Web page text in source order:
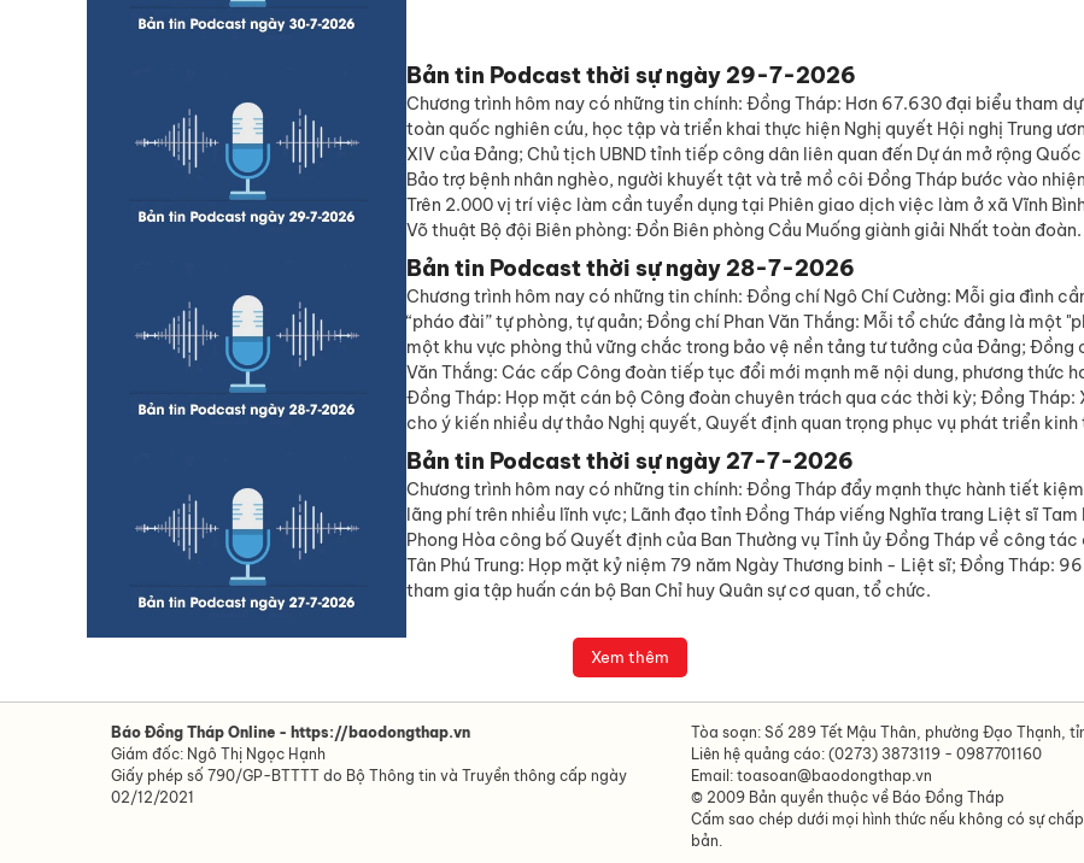
Bản tin Podcast thời sự ngày 29-7-2026
Chương trình hôm nay có những tin chính: Đồng Tháp: Hơn 67.630 đại biểu tham
toàn quốc nghiên cứu, học tập và triển khai thực hiện Nghị quyết Hội nghị Trung
XIV của Đảng; Chủ tịch UBND tỉnh tiếp công dân liên quan đến Dự án mở rộng Quốc
Bảo trợ bệnh nhân nghèo, người khuyết tật và trẻ mồ côi Đồng Tháp bước vào
Trên 2.000 vị trí việc làm cần tuyển dụng tại Phiên giao dịch việc làm ở xã Vĩnh
Võ thuật Bộ đội Biên phòng: Đồn Biên phòng Cầu Muống giành giải Nhất toàn đoàn.
Bản tin Podcast thời sự ngày 28-7-2026
Chương trình hôm nay có những tin chính: Đồng chí Ngô Chí Cường: Mỗi gia đình
“pháo đài” tự phòng, tự quản; Đồng chí Phan Văn Thắng: Mỗi tổ chức đảng là một
một khu vực phòng thủ vững chắc trong bảo vệ nền tảng tư tưởng của Đảng; Đồng
Văn Thắng: Các cấp Công đoàn tiếp tục đổi mới mạnh mẽ nội dung, phương thức
Đồng Tháp: Họp mặt cán bộ Công đoàn chuyên trách qua các thời kỳ; Đồng Tháp:
cho ý kiến nhiều dự thảo Nghị quyết, Quyết định quan trọng phục vụ phát triển
Bản tin Podcast thời sự ngày 27-7-2026
Chương trình hôm nay có những tin chính: Đồng Tháp đẩy mạnh thực hành tiết
lãng phí trên nhiều lĩnh vực; Lãnh đạo tỉnh Đồng Tháp viếng Nghĩa trang Liệt sĩ Tam
Phong Hòa công bố Quyết định của Ban Thường vụ Tỉnh ủy Đồng Tháp về công tác
Tân Phú Trung: Họp mặt kỷ niệm 79 năm Ngày Thương binh - Liệt sĩ; Đồng Tháp:
tham gia tập huấn cán bộ Ban Chỉ huy Quân sự cơ quan, tổ chức.
Xem thêm
Báo Đồng Tháp Online - https://baodongthap.vn
Giám đốc: Ngô Thị Ngọc Hạnh
Giấy phép số 790/GP-BTTTT do Bộ Thông tin và Truyền thông cấp ngày
02/12/2021
Tòa soạn: Số 289 Tết Mậu Thân, phường Đạo Thạnh,
Liên hệ quảng cáo: (0273) 3873119 - 0987701160
Email: toasoan@baodongthap.vn
© 2009 Bản quyền thuộc về Báo Đồng Tháp
Cấm sao chép dưới mọi hình thức nếu không có sự
bản.